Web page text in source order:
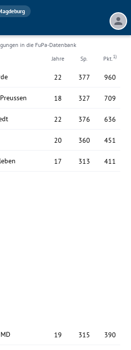
in die FuPa-Datenbank
Jahre Sp. Pkt.1)
22 377 960
18 327 709
22 376 636
20 360 451
17 313 411
19 315 390